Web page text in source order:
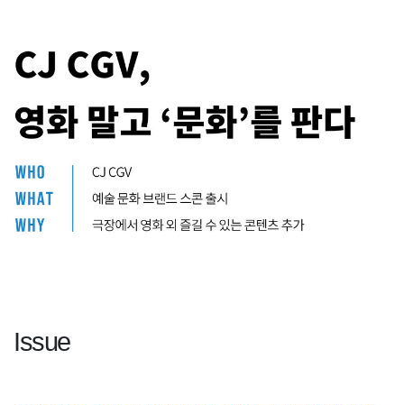
Issue